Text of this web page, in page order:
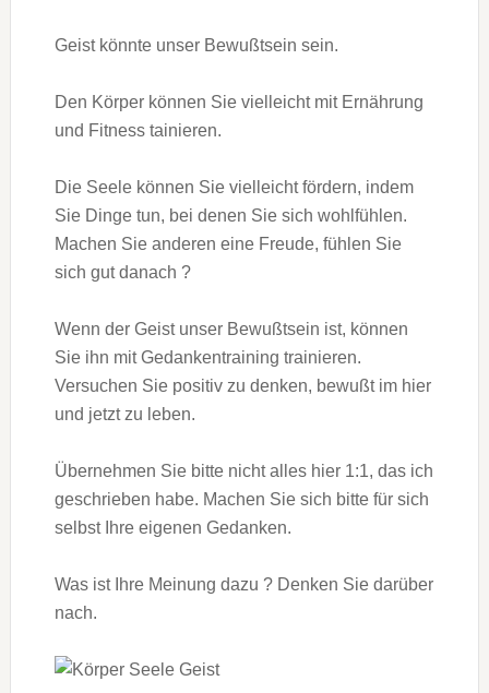
Geist könnte unser Bewußtsein sein.
Den Körper können Sie vielleicht mit Ernährung
und Fitness tainieren.
Die Seele können Sie vielleicht fördern, indem
Sie Dinge tun, bei denen Sie sich wohlfühlen.
Machen Sie anderen eine Freude, fühlen Sie
sich gut danach ?
Wenn der Geist unser Bewußtsein ist, können
Sie ihn mit Gedankentraining trainieren.
Versuchen Sie positiv zu denken, bewußt im hier
und jetzt zu leben.
Übernehmen Sie bitte nicht alles hier 1:1, das ich
geschrieben habe. Machen Sie sich bitte für sich
selbst Ihre eigenen Gedanken.
Was ist Ihre Meinung dazu ? Denken Sie darüber
nach.